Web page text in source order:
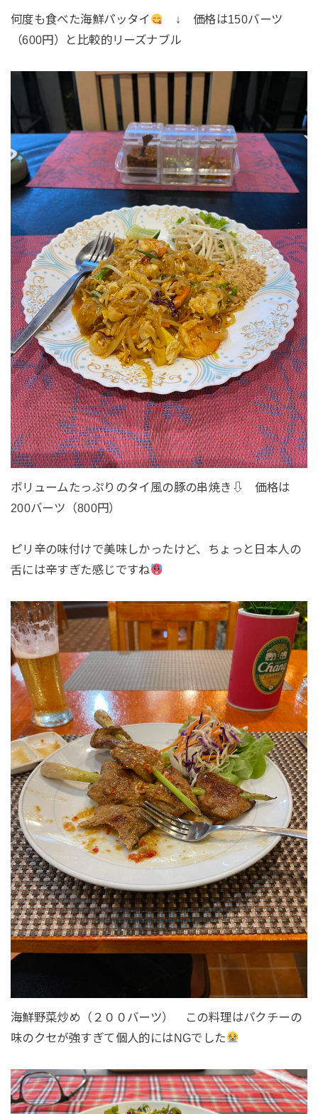
何度も食べた海鮮パッタイ
↓ 価格は150バーツ
（600円）と比較的リーズナブル
ボリュームたっぷりのタイ風の豚の串焼き⇩ 価格は
200バーツ（800円）
ピリ辛の味付けで美味しかったけど、ちょっと日本人の
舌には辛すぎた感じですね
海鮮野菜炒め（２００バーツ） この料理はパクチーの
味のクセが強すぎて個人的にはNGでした